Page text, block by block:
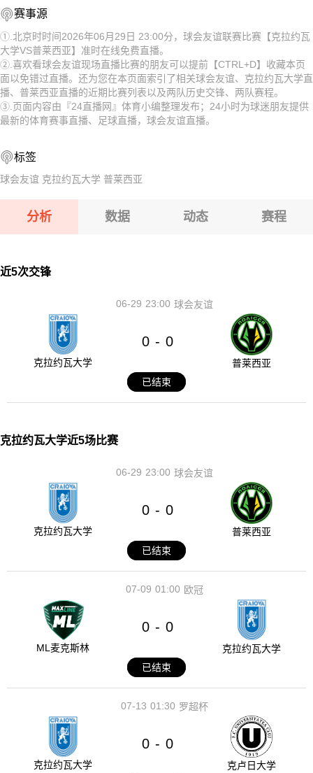
08-08 【匈乙】 多瑙蒂萨VS梅索科菲德
08-08 【瑞士乙】 沃韦体育VS梅林
08-08 【奥乙】 格拉茨风暴青年队VSFAC维也纳
08-08 【奥丙】 沃尔夫斯贝格业余队VS克拉根福多瑙河
08-08 【匈乙】 布达佩斯瓦苏塔斯VS凯奇凯梅特
08-08 【匈乙】 阿贾克VS卡格SE
08-08 【奥乙】 格拉茨风暴青年队VSFAC维也纳
赛事源
①.北京时时间2026年06月29日 23:00分，球会友谊联赛比赛【克拉约瓦
大学VS普莱西亚】准时在线免费直播。
②.喜欢看球会友谊现场直播比赛的朋友可以提前【CTRL+D】收藏本页
面以免错过直播。还为您在本页面索引了相关球会友谊、克拉约瓦大学直
播、普莱西亚直播的近期比赛列表以及两队历史交锋、两队赛程。
③.页面内容由『24直播网』体育小编整理发布；24小时为球迷朋友提供
最新的体育赛事直播、足球直播，球会友谊直播。
标签
球会友谊 克拉约瓦大学 普莱西亚
分析 数据 动态 赛程
近5次交锋
23:00
06-29 球会友谊
克拉约瓦大学
0 - 0
普莱西亚
已结束
克拉约瓦大学近5场比赛
23:00
06-29 球会友谊
克拉约瓦大学
0 - 0
普莱西亚
已结束
01:00
07-09 欧冠
ML麦克斯林
0 - 0
克拉约瓦大学
已结束
01:30
07-13 罗超杯
克拉约瓦大学
0 - 0
克卢日大学